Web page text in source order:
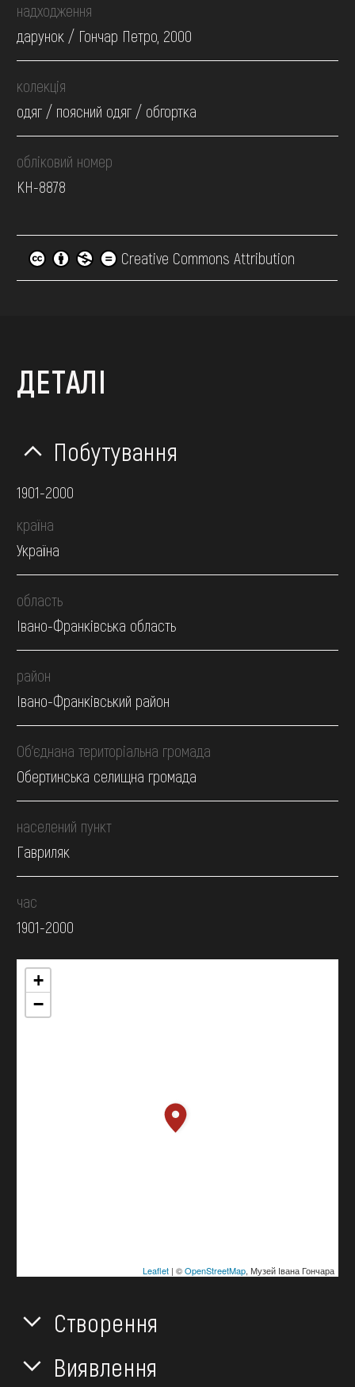
надходження
дарунок / Гончар Петро, 2000
колекція
одяг / поясний одяг / обгортка
обліковий номер
КН-8878
Creative Commons Attribution
ДЕТАЛІ
Побутування
1901-2000
країна
Україна
область
Івано-Франківська область
район
Івано-Франківський район
Об’єднана територіальна громада
Обертинська селищна громада
населений пункт
Гавриляк
час
1901-2000
+
−
Leaflet| ©OpenStreetMap, Музей Івана Гончара
Створення
Виявлення